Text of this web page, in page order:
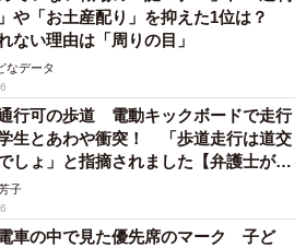
や「お土産配り」を抑えた1位は？
ない理由は「周りの目」
なデータ
行可の歩道 電動キックボードで走行
生とあわや衝突！ 「歩道走行は道交
しょ」と指摘されました【弁護士が解
子
車の中で見た優先席のマーク 子ど